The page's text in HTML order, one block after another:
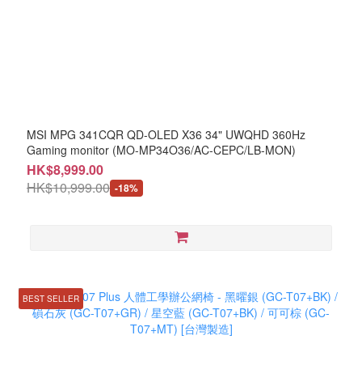
MSI MPG 341CQR QD-OLED X36 34" UWQHD 360Hz
Gaming monitor (MO-MP34O36/AC-CEPC/LB-MON)
HK$8,999.00
HK$10,999.00 -18%
BEST SELLER